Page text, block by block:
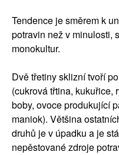
Tendence je směrem k
potravin než v minulosti,
monokultur.
Dvě třetiny sklizní tvoří
(cukrová třtina, kukuřice,
boby, ovoce produkující
maniok). Většina
druhů je v úpadku a je
nepěstované zdroje